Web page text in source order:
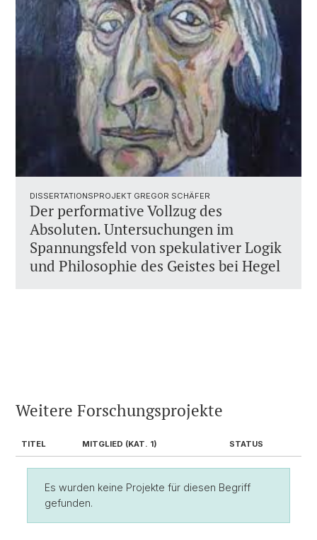
DISSERTATIONSPROJEKT GREGOR SCHÄFER
Der performative Vollzug des
Absoluten. Untersuchungen im
Spannungsfeld von spekulativer Logik
und Philosophie des Geistes bei Hegel
Weitere Forschungsprojekte
TITEL MITGLIED (KAT. 1) STATUS
Es wurden keine Projekte für diesen Begriff
gefunden.